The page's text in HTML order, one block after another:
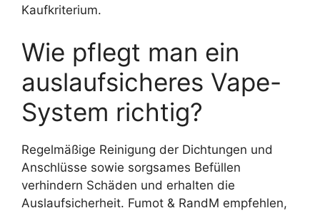
Kaufkriterium.
Wie pflegt man ein
auslaufsicheres Vape-
System richtig?
Regelmäßige Reinigung der Dichtungen und
Anschlüsse sowie sorgsames Befüllen
verhindern Schäden und erhalten die
Auslaufsicherheit. Fumot & RandM empfehlen,